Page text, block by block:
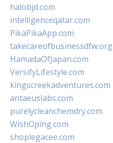
halobjd.com
intelligenceqatar.com
PikaPikaApp.com
takecareofbusinessdfw.org
HamadaOfJapan.com
VersifyLifestyle.com
kingscreekadventures.com
antaeuslabs.com
purelycleanchemdry.com
WishOping.com
shoplegacee.com